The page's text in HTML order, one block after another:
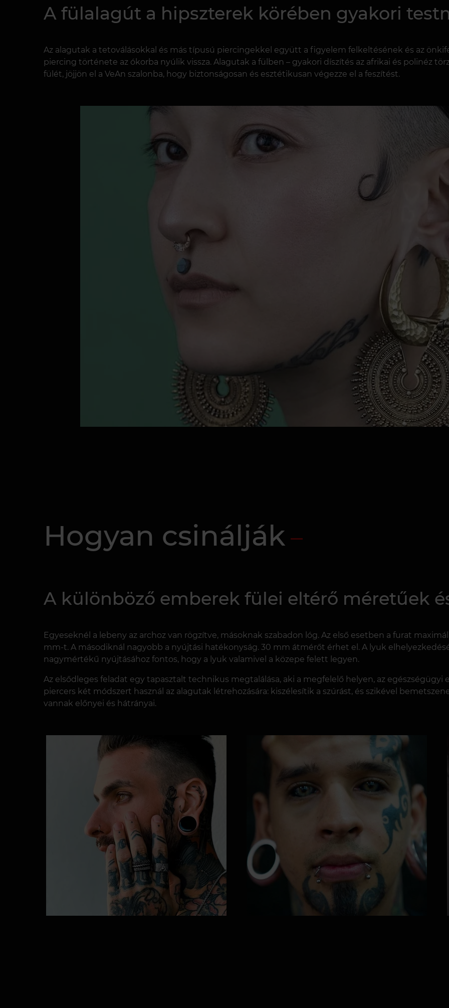
A fülalagút a hipszterek körében gyakori
Az alagutak a tetoválásokkal és más típusú piercingekkel együtt a figyelem felkeltésének és az
piercing története az ókorba nyúlik vissza. Alagutak a fülben – gyakori díszítés az afrikai és polinéz
fülét, jöjjön el a VeAn szalonba, hogy biztonságosan és esztétikusan végezze el a feszítést.
Hogyan csinálják
A különböző emberek fülei eltérő méretűek
Egyeseknél a lebeny az archoz van rögzítve, másoknak szabadon lóg. Az első esetben a furat
mm-t. A másodiknál ​​nagyobb a nyújtási hatékonyság. 30 mm átmérőt érhet el. A lyuk
nagymértékű nyújtásához fontos, hogy a lyuk valamivel a közepe felett legyen.
Az elsődleges feladat egy tapasztalt technikus megtalálása, aki a megfelelő helyen, az egészségügyi
piercers két módszert használ az alagutak létrehozására: kiszélesítik a szúrást, és szikével
vannak előnyei és hátrányai.